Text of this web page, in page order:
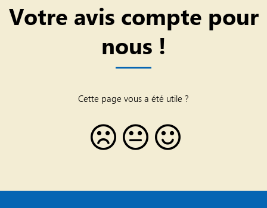
Votre avis compte pour
nous !
Cette page vous a été utile ?